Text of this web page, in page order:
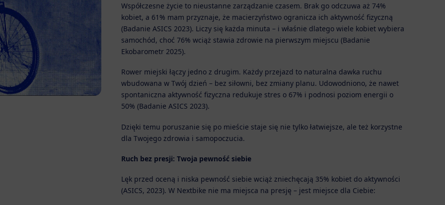
Współczesne życie to nieustanne zarządzanie czasem. Brak go odczuwa aż 74%
kobiet, a 61% mam przyznaje, że macierzyństwo ogranicza ich aktywność fizyczną
(Badanie ASICS 2023). Liczy się każda minuta – i właśnie dlatego wiele kobiet wybiera
samochód, choć 76% wciąż stawia zdrowie na pierwszym miejscu (Badanie
Ekobarometr 2025).
Rower miejski łączy jedno z drugim. Każdy przejazd to naturalna dawka ruchu
wbudowana w Twój dzień – bez siłowni, bez zmiany planu. Udowodniono, że nawet
spontaniczna aktywność fizyczna redukuje stres o 67% i podnosi poziom energii o
50% (Badanie ASICS 2023).
Dzięki temu poruszanie się po mieście staje się nie tylko łatwiejsze, ale też korzystne
dla Twojego zdrowia i samopoczucia.
Ruch bez presji: Twoja pewność siebie
Lęk przed oceną i niska pewność siebie wciąż zniechęcają 35% kobiet do aktywności
(ASICS, 2023). W Nextbike nie ma miejsca na presję – jest miejsce dla Ciebie: